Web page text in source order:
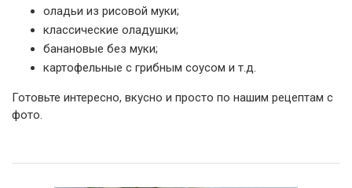
оладьи из рисовой муки;
классические оладушки;
банановые без муки;
картофельные с грибным соусом и т.д.
Готовьте интересно, вкусно и просто по нашим рецептам с
фото.